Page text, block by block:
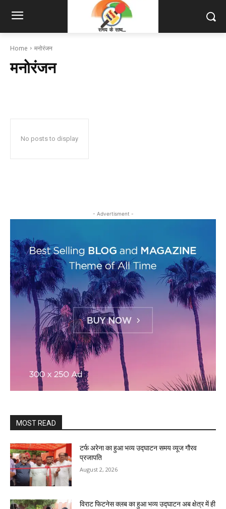
Home मनोरंजन
मनोरंजन
No posts to display
- Advertisment -
MOST READ
टर्फ अरेना का हुआ भव्य उद्घाटन समय व्यूज गौरव
प्रजापति
August 2, 2026
विराट फिटनेस क्लब का हुआ भव्य उद्घाटन अब क्षेत्र में ही